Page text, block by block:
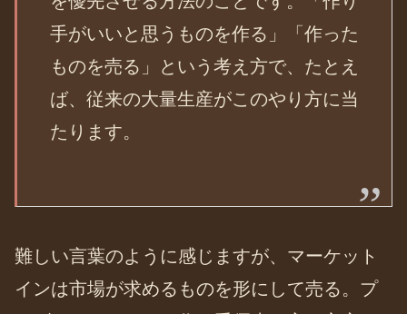
手がいいと思うものを作る」「作った
ものを売る」という考え方で、たとえ
ば、従来の大量生産がこのやり方に当
たります。
難しい言葉のように感じますが、マーケット
インは市場が求めるものを形にして売る。プ